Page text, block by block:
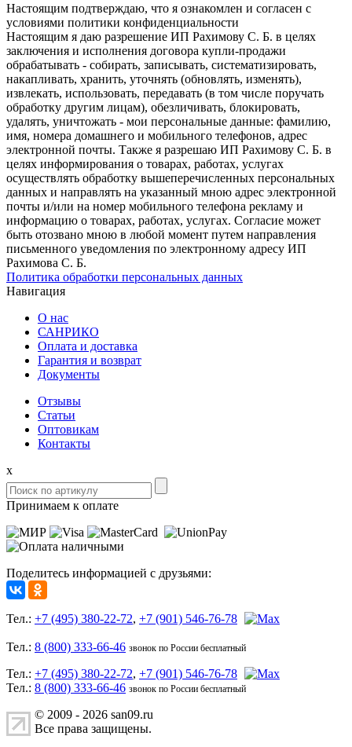
Настоящим подтверждаю, что я ознакомлен и согласен с
условиями политики конфиденциальности
Настоящим я даю разрешение ИП Рахимову С. Б. в целях
заключения и исполнения договора купли-продажи
обрабатывать - собирать, записывать, систематизировать,
накапливать, хранить, уточнять (обновлять, изменять),
извлекать, использовать, передавать (в том числе поручать
обработку другим лицам), обезличивать, блокировать,
удалять, уничтожать - мои персональные данные: фамилию,
имя, номера домашнего и мобильного телефонов, адрес
электронной почты. Также я разрешаю ИП Рахимову С. Б. в
целях информирования о товарах, работах, услугах
осуществлять обработку вышеперечисленных персональных
данных и направлять на указанный мною адрес электронной
почты и/или на номер мобильного телефона рекламу и
информацию о товарах, работах, услугах. Согласие может
быть отозвано мною в любой момент путем направления
письменного уведомления по электронному адресу ИП
Рахимова С. Б.
Политика обработки персональных данных
Навигация
О нас
САНРИКО
Оплата и доставка
Гарантия и возврат
Документы
Отзывы
Статьи
Оптовикам
Контакты
x
Принимаем к оплате
Поделитесь информацией с друзьями:
Тел.: +7 (495) 380-22-72, +7 (901) 546-76-78
Тел.: 8 (800) 333-66-46 звонок по России бесплатный
Тел.: +7 (495) 380-22-72, +7 (901) 546-76-78
Тел.: 8 (800) 333-66-46 звонок по России бесплатный
© 2009 - 2026 san09.ru
Все права защищены.